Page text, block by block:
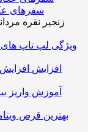
سفرهای
زنجیر نقره
افزایش
آموزش واریز